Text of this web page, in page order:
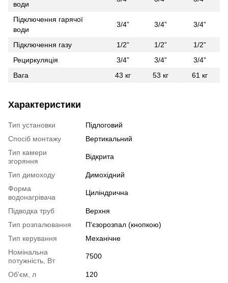
води
Підключення гарячої
води
3/4” 3/4” 3/4”
Підключення газу 1/2” 1/2”
1/2”
Рециркуляція
3/4” 3/4”
3/4”
Вага
43 кг 53 кг 61 кг
Характеристики
Тип установки
Підлоговий
Спосіб монтажу
Вертикальний
Тип камери
згоряння
Відкрита
Тип димоходу
Димохідний
Форма
водонагрівача
Циліндрична
Підводка труб
Верхня
Тип розпалювання
П'єзорозпал (кнопкою)
Тип керування
Механічне
Номінальна
потужність, Вт
7500
Об'єм, л
120